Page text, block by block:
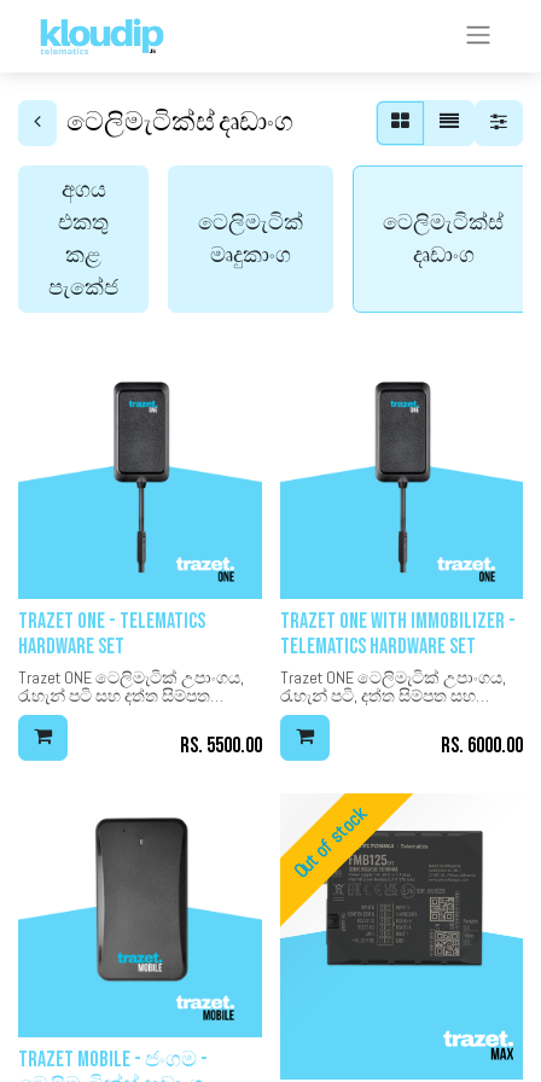
ටෙලිමැටික්ස් දෘඩාංග
අගය
එකතු
කළ
පැකේජ
ටෙලිමැටික්
මෘදුකාංග
ටෙලිමැටික්ස්
දෘඩාංග
Trazet ONE - Telematics
Hardware Set
Trazet ONE ටෙලිමැටික් උපාංගය,
රැහැන් පටි සහ දත්ත සිම්පත
ඇතුළත් වේ. මෙම දෘඪාංගය
ප්‍රශස්තිකරණය කර ඇති අතර
KLOUDIP මෘදුකාංග වේදිකා සමඟ
පමණක් ක්‍රියා කිරීමට නිර්මාණය
Rs. 5500.00
Trazet ONE with Immobilizer -
Telematics Hardware Set
Trazet ONE ටෙලිමැටික් උපාංගය,
රැහැන් පටි, දත්ත සිම්පත සහ
එන්ජින් ප්‍ඉමොබිලයිසර් කට්ටලය
ඇතුළත් වේ. මෙම දෘඪාංගය
ප්‍රශස්තිකරණය කර ඇති අතර
KLOUDIP මෘදුකාංග වේදිකා සමඟ
කර ඇත.
Rs. 6000.00
Trazet Mobile - ජංගම -
Out of stock